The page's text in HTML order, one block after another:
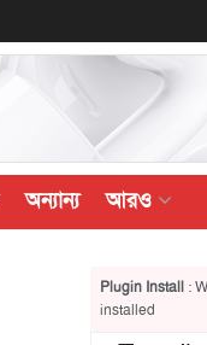
অন্যান্য আরও
Plugin Install:
installed